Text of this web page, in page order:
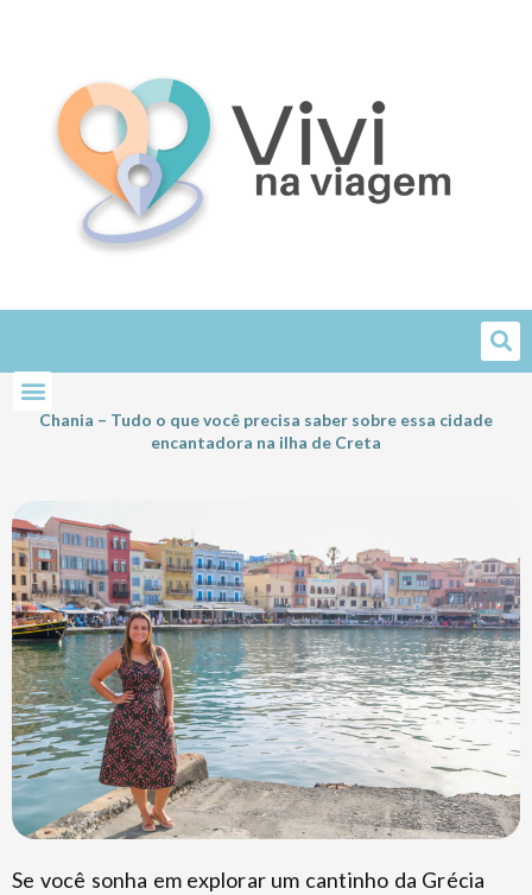
Chania – Tudo o que você precisa saber sobre essa cidade
encantadora na ilha de Creta
Se você sonha em explorar um cantinho da Grécia